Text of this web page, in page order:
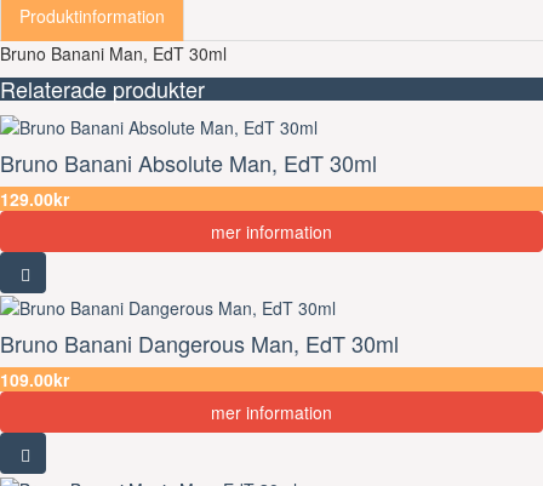
Produktinformation
Bruno Banani Man, EdT 30ml
Relaterade produkter
Bruno Banani Absolute Man, EdT 30ml
129.00kr
mer information
Bruno Banani Dangerous Man, EdT 30ml
109.00kr
mer information